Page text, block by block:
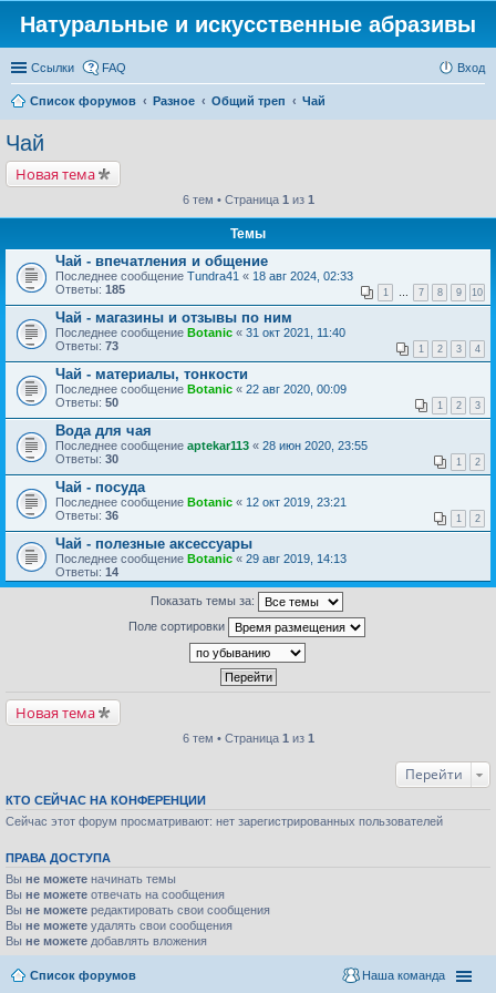
Натуральные и искусственные абразивы
Ссылки FAQ Вход
Список форумов Разное Общий треп Чай
Чай
Новая тема
6 тем • Страница 1 из 1
Темы
Чай - впечатления и общение
Последнее сообщение Tundra41 « 18 авг 2024, 02:33
Ответы: 185 1 … 7 8 9 10
Чай - магазины и отзывы по ним
Последнее сообщение Botanic « 31 окт 2021, 11:40
Ответы: 73 1 2 3 4
Чай - материалы, тонкости
Последнее сообщение Botanic « 22 авг 2020, 00:09
Ответы: 50 1 2 3
Вода для чая
Последнее сообщение aptekar113 « 28 июн 2020, 23:55
Ответы: 30 1 2
Чай - посуда
Последнее сообщение Botanic « 12 окт 2019, 23:21
Ответы: 36 1 2
Чай - полезные аксессуары
Последнее сообщение Botanic « 29 авг 2019, 14:13
Ответы: 14
Показать темы за:
Поле сортировки
Новая тема
6 тем • Страница 1 из 1
Перейти
КТО СЕЙЧАС НА КОНФЕРЕНЦИИ
Сейчас этот форум просматривают: нет зарегистрированных пользователей
ПРАВА ДОСТУПА
Вы не можете начинать темы
Вы не можете отвечать на сообщения
Вы не можете редактировать свои сообщения
Вы не можете удалять свои сообщения
Вы не можете добавлять вложения
Список форумов Наша команда